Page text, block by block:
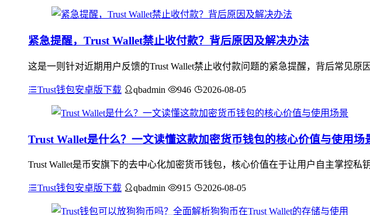
紧急提醒，Trust Wallet禁止收付款？背后原因及解决办法
这是一则针对近期用户反馈的Trust Wallet禁止收付款问题的紧急提醒，背后常见
Trust钱包安卓版下载 qbadmin 946 2026-08-05
Trust Wallet是什么？一文读懂这款加密货币钱包的核心价值与使用场
Trust Wallet是币安旗下的去中心化加密货币钱包，核心价值在于让用户自主掌控
Trust钱包安卓版下载 qbadmin 915 2026-08-05